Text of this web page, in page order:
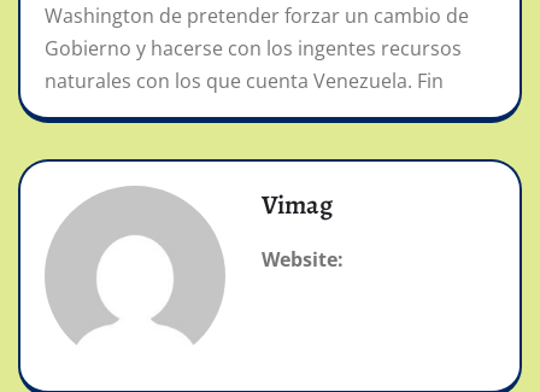
Washington de pretender forzar un cambio de
Gobierno y hacerse con los ingentes recursos
naturales con los que cuenta Venezuela. Fin
Vimag
Website: